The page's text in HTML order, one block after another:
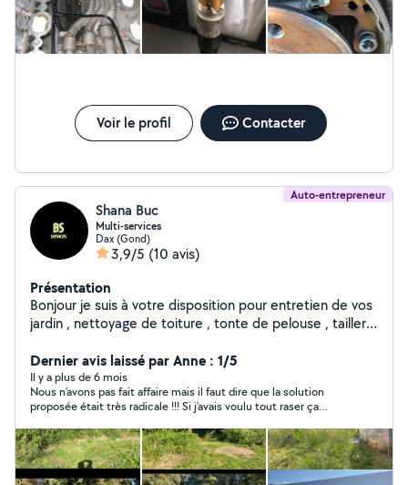
Voir le profil Contacter
Auto-entrepreneur
Shana Buc
Multi-services
Dax (Gond)
3,9/5 (10 avis)
Présentation
Bonjour je suis à votre disposition pour entretien de vos
jardin , nettoyage de toiture , tonte de pelouse , tailler
murette , élagage Peinture, ménage..
Dernier avis laissé par Anne : 1/5
Il y a plus de 6 mois
Nous n’avons pas fait affaire mais il faut dire que la solution
proposée était très radicale !!! Si j’avais voulu tout raser ça
plantes grimpantes. A une autre fois peut-être